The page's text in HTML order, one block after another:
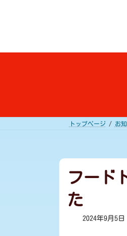
ス
ン
トップページ お
フード
た
2024年9月5日